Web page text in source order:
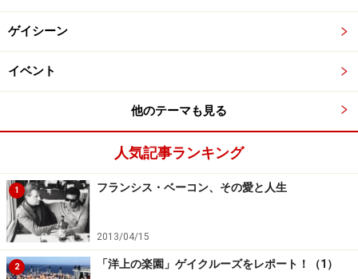
になるなどの「トンデモ」な話が未だに飛び交っている
のも事実です。息子がゲイだとわかったときに、親御さ
いよう、ここら辺で一度、同性愛者になる「原因」はど
こまで解明されているのか？ 科学的にどうなのか？とい
った辺りのお話を（主に一般の方向けに）お伝えした方
がよいのではないかと思いました。
一日も早く、学校で「何も間違ってないんだよ。そのま
までいいんだよ」と教えてくれるような時代が来ること
を祈りつつ（一部、セクシュアルマイノリティについて
ゲイシーン
イベント
他のテーマも見る
人気記事ランキング
1 フランシス・ベーコン、その愛と人生
2013/04/15
2 「洋上の楽園」ゲイクルーズをレポート！（1）